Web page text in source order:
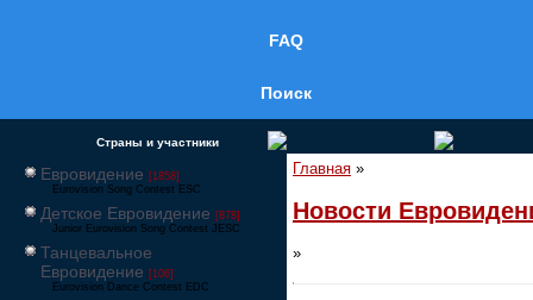
FAQ
Поиск
Страны и участники
Евровидение [1858]
Eurovision Song Contest ESC
Детское Евровидение [878]
Junior Eurovision Song Contest JESC
Танцевальное
Евровидение [106]
Eurovision Dance Contest EDC
Главная »
Новости
»